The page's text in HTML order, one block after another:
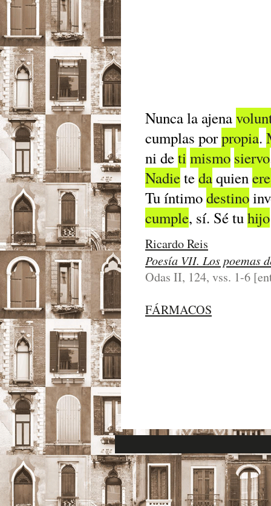
Nunca la ajena
cumplas porpropia.
ni detimismo siervo
Nadietedaquien
Tu íntimodestino
cumple, sí. Sé tuhijo
Ricardo Reis
Poesí­a VII. Los poemas
Odas II, 124, vss. 1-6
FÁRMACOS